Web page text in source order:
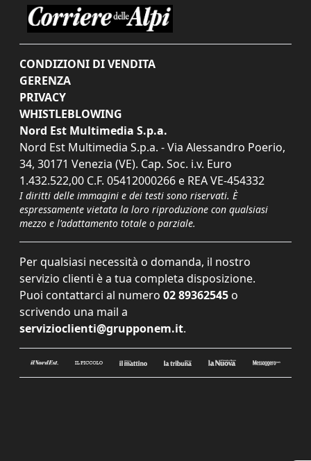
CONDIZIONI DI VENDITA
GERENZA
PRIVACY
WHISTLEBLOWING
Nord Est Multimedia S.p.a.
Nord Est Multimedia S.p.a. - Via Alessandro Poerio,
34, 30171 Venezia (VE). Cap. Soc. i.v. Euro
1.432.522,00 C.F. 05412000266 e REA VE-454332
I diritti delle immagini e dei testi sono riservati. È
espressamente vietata la loro riproduzione con qualsiasi
mezzo e l'adattamento totale o parziale.
Per qualsiasi necessità o domanda, il nostro
servizio clienti è a tua completa disposizione.
Puoi contattarci al numero 02 89362545 o
scrivendo una mail a
servizioclienti@grupponem.it.